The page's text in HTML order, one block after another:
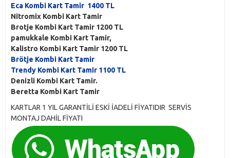
Eca Kombi Kart Tamir 1400 TL
Nitromix Kombi Kart Tamir
Brotje Kombi Kart Tamir 1200 TL
pamukkale Kombi Kart Tamir,
Kalistro Kombi Kart Tamir 1200 TL
Brötje Kombi Kart Tamir
Trendy Kombi Kart Tamir 1100 TL
Denizli Kombi Kart Tamir.
Beretta Kombi Kart Tamir
KARTLAR 1 YIL GARANTİLİ ESKİ İADELİ FİYATIDIR SERVİS
MONTAJ DAHİL FİYATI